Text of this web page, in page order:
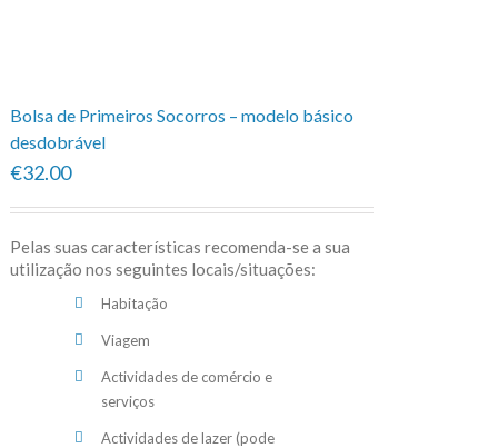
Bolsa de Primeiros Socorros – modelo básico
desdobrável
€32.00
Pelas suas características recomenda-se a sua
utilização nos seguintes locais/situações:
Habitação
Viagem
Actividades de comércio e
serviços
Actividades de lazer (pode